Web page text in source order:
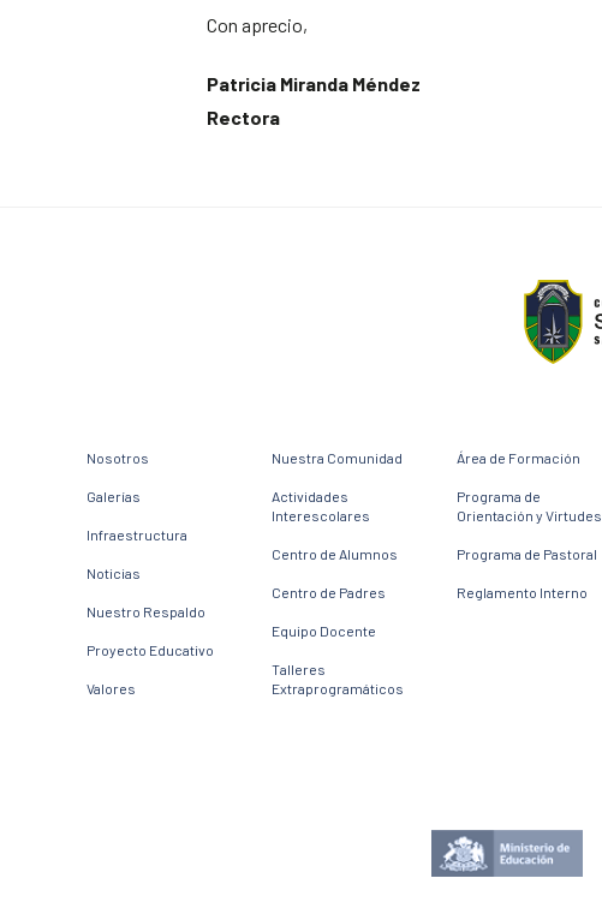
Con aprecio,
Patricia Miranda Méndez
Rectora
Nosotros
Galerías
Infraestructura
Noticias
Nuestro Respaldo
Proyecto Educativo
Valores
Nuestra Comunidad
Actividades
Interescolares
Centro de Alumnos
Centro de Padres
Equipo Docente
Talleres
Extraprogramáticos
Área de Formación
Programa de
Orientación y Virtudes
Programa de Pastoral
Reglamento Interno